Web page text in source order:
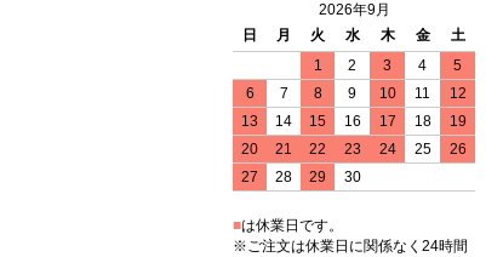
2026年9月
日
月 火 水 木 金
土
1
2 3 4
5
6
7 8 9 10 11
12
13
14 15 16 17 18
19
20
21 22 23 24 25
26
27
28 29 30
■は休業日です。
※ご注文は休業日に関係なく24時間